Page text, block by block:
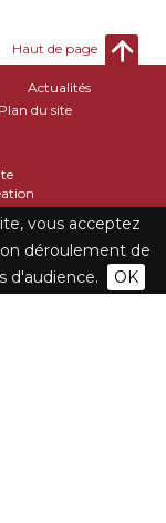
Actualités
Plan du site
Haut de page
vous acceptez
déroulement de
d'audience.
OK